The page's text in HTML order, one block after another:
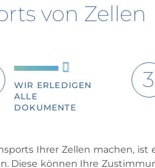
von Zellen
WIR ERLEDIGEN
ALLE
DOKUMENTE
Ihrer Zellen machen,
Diese können Ihre